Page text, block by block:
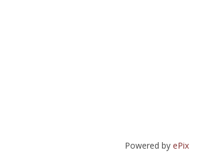
Powered by ePix